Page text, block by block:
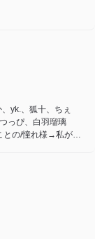
yk.、狐十、ちぇ
っぴ、白羽瑠璃
の/憧れ様→私がフ